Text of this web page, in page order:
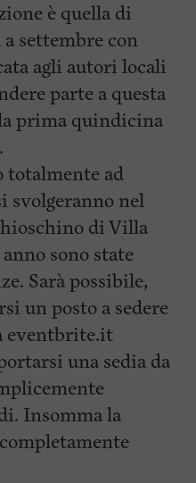
è quella di
settembre con
agli autori locali
parte a questa
prima quindicina
ad
svolgeranno nel
di Villa
sono state
Sarà possibile,
un posto a sedere
eventbrite.it
una sedia da
Insomma la